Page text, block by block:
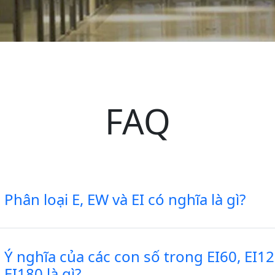
FAQ
Phân loại E, EW và EI có nghĩa là gì?
Ý nghĩa của các con số trong EI60,